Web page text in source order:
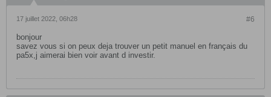
#6
17 juillet 2022, 06h28
bonjour
savez vous si on peux deja trouver un petit manuel en français du
pa5x,j aimerai bien voir avant d investir.